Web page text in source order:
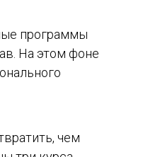
программы
На этом фоне
чем